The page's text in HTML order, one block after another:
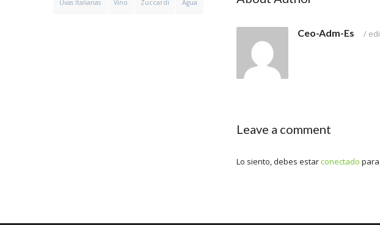
Ceo-Adm-Es /
Leave a comment
Lo siento, debes estarconectado
Uvas Italianas Vino Zuccardi Água